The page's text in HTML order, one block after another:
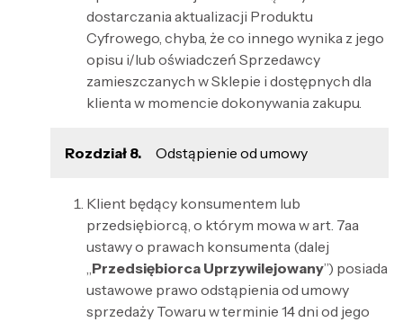
dostarczania aktualizacji Produktu
Cyfrowego, chyba, że co innego wynika z jego
opisu i/lub oświadczeń Sprzedawcy
zamieszczanych w Sklepie i dostępnych dla
klienta w momencie dokonywania zakupu.
Rozdział 8. Odstąpienie od umowy
Klient będący konsumentem lub
przedsiębiorcą, o którym mowa w art. 7aa
ustawy o prawach konsumenta (dalej
Przedsiębiorca Uprzywilejowany”) posiada
ustawowe prawo odstąpienia od umowy
sprzedaży Towaru w terminie 14 dni od jego